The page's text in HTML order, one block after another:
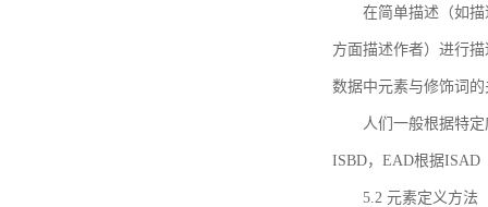
在简单描述（如
方面描述作者）进行
数据中元素与修饰词
人们一般根据特
ISBD，EAD根据ISAD
5.2 元素定义方法